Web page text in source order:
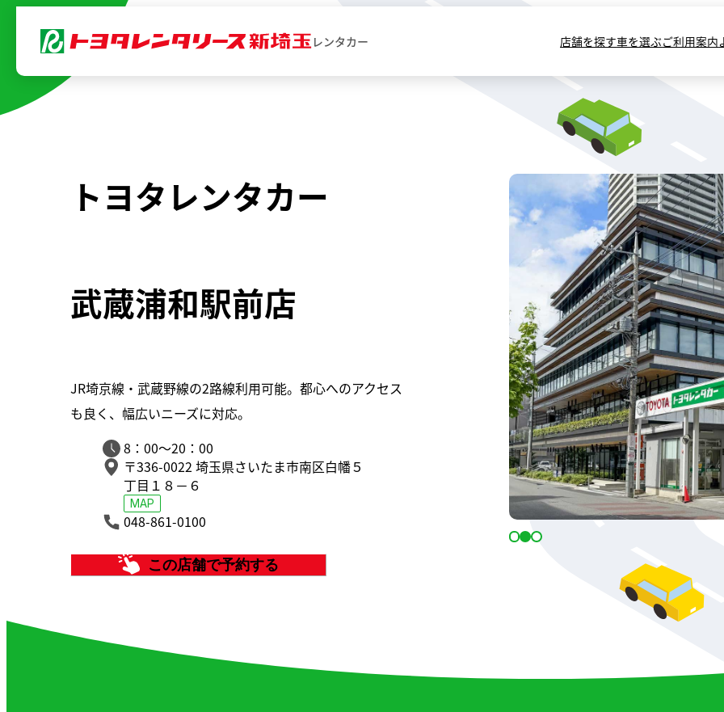
を
キ
レンタカー 店舗を探す車を選ぶご利用案内
トヨタレンタカー
武蔵浦和駅前店
JR埼京線・武蔵野線の2路線利用可能。都心へのアクセス
も良く、幅広いニーズに対応。
8：00～20：00
〒336-0022 埼玉県さいたま市南区白幡５
丁目１８－６
MAP
048-861-0100
この店舗で予約する